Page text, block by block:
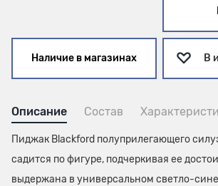
Наличие в магазинах В
Описание Состав
Пиджак Blackford полуприлегающего
садится по фигуре, подчеркивая ее
выдержана в универсальном светло-